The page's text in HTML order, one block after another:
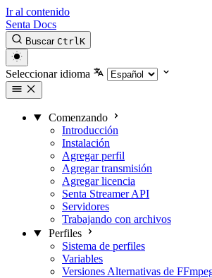
Ir al contenido
Senta Docs
Buscar CtrlK
Seleccionar idioma
Comenzando
Introducción
Instalación
Agregar perfil
Agregar transmisión
Agregar licencia
Senta Streamer API
Servidores
Trabajando con archivos
Perfiles
Sistema de perfiles
Variables
Versiones Alternativas de